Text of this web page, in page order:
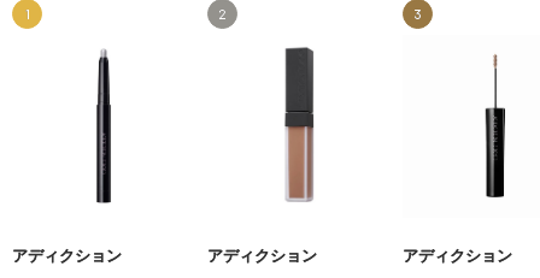
1
アディクション
2
アディクション
3
アディクション